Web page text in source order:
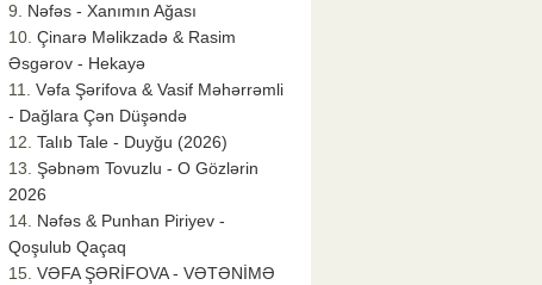
Nəfəs - Xanımın Ağası
Çinarə Məlikzadə & Rasim
Əsgərov - Hekayə
Vəfa Şərifova & Vasif Məhərrəmli
- Dağlara Çən Düşəndə
Talıb Tale - Duyğu (2026)
Şəbnəm Tovuzlu - O Gözlərin
2026
Nəfəs & Punhan Piriyev -
Qoşulub Qaçaq
VƏFA ŞƏRİFOVA - VƏTƏNİMƏ